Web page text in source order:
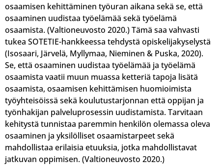
osaamisen kehittäminen työuran aikana sekä se, että
osaaminen uudistaa työelämää sekä työelämä
osaamista. (Valtioneuvosto 2020.) Tämä saa vahvasti
tukea SOTETIE-hankkeessa tehdystä opiskelijakyselystä
(Isosaari, Järvelä, Myllymaa, Nieminen & Puska, 2020).
Se, että osaaminen uudistaa työelämää ja työelämä
osaamista vaatii muun muassa ketteriä tapoja lisätä
osaamista, osaamisen kehittämisen huomioimista
työyhteisöissä sekä koulutustarjonnan että oppijan ja
työnhakijan palveluprosessin uudistamista. Tarvitaan
kehitystä tunnistaa paremmin henkilön olemassa oleva
osaaminen ja yksilölliset osaamistarpeet sekä
mahdollistaa erilaisia etuuksia, jotka mahdollistavat
jatkuvan oppimisen. (Valtioneuvosto 2020.)